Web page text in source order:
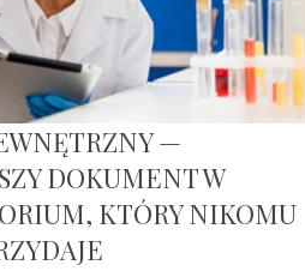
—
DOKUMENT W
KTÓRY NIKOMU